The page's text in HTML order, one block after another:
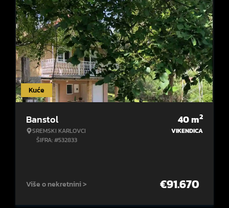
Kuće
Banstol
SREMSKI KARLOVCI
ŠIFRA: #532833
40m2
VIKENDICA
Više o nekretnini > €91.670